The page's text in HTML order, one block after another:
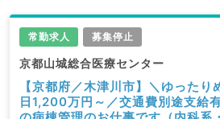
求人内容の詳細等はお気軽にお問
常勤求人 募集停止
京都山城総合医療センター
【京都府／木津川市】＼ゆった
日1,200万円～／交通費別途支給